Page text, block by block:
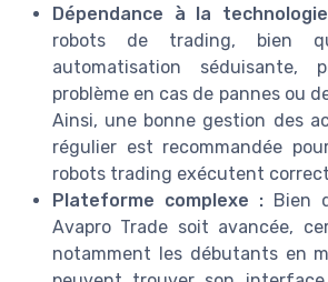
Dépendance à la
robots de trading, bien
automatisation séduisante,
problème en cas de pannes ou
Ainsi, une bonne gestion des
régulier est recommandée
robots trading exécutent
Plateforme complexe : Bien
Avapro Trade soit avancée,
notamment les débutants en